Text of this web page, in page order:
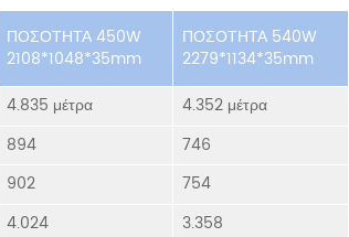
ΠΟΣΟΤΗΤΑ 450W
2108*1048*35mm
ΠΟΣΟΤΗΤΑ 540W
2279*1134*35mm
4.835 μέτρα
4.352 μέτρα
894
746
902
754
4.024 3.358